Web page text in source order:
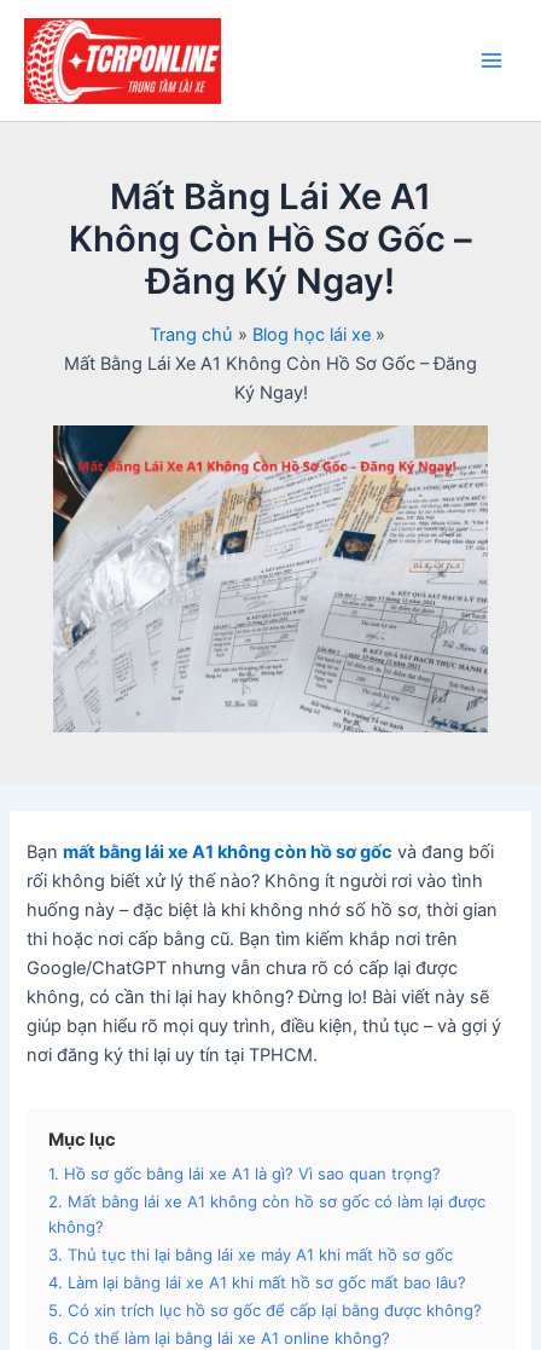
Nhảy
dung
Mất Bằng Lái Xe A1
Không Còn Hồ Sơ Gốc –
Đăng Ký Ngay!
Trang chủ
Blog học lái xe
Mất Bằng Lái Xe A1 Không Còn Hồ Sơ Gốc – Đăng
Ký Ngay!
Bạnmất bằng lái xe A1 không còn hồ sơ gốc và đang bối
rối không biết xử lý thế nào? Không ít người rơi vào tình
huống này – đặc biệt là khi không nhớ số hồ sơ, thời gian
thi hoặc nơi cấp bằng cũ. Bạn tìm kiếm khắp nơi trên
Google/ChatGPT nhưng vẫn chưa rõ có cấp lại được
không, có cần thi lại hay không? Đừng lo! Bài viết này sẽ
giúp bạn hiểu rõ mọi quy trình, điều kiện, thủ tục – và gợi ý
nơi đăng ký thi lại uy tín tại TPHCM.
Mục lục
1. Hồ sơ gốc bằng lái xe A1 là gì? Vì sao quan trọng?
2. Mất bằng lái xe A1 không còn hồ sơ gốc có làm lại được
không?
3. Thủ tục thi lại bằng lái xe máy A1 khi mất hồ sơ gốc
4. Làm lại bằng lái xe A1 khi mất hồ sơ gốc mất bao lâu?
5. Có xin trích lục hồ sơ gốc để cấp lại bằng được không?
6. Có thể làm lại bằng lái xe A1 online không?